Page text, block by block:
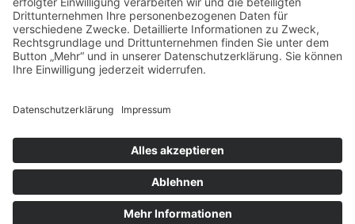
© Osterburg Matratzen 2020. Alle Rechte vorbehalten.
Menü Footer